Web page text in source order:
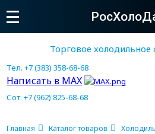
Торговое холодильное
Тел. +7 (383) 358-68-68
Написать в MAX
Сот. +7 (962) 825-68-68
Главная Каталог товаров